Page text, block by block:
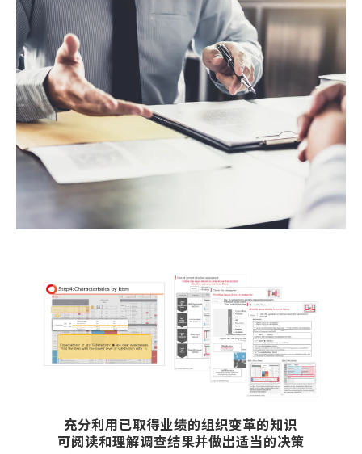
充分利用已取得业绩的组织变革的知识
可阅读和理解调查结果并做出适当的决策